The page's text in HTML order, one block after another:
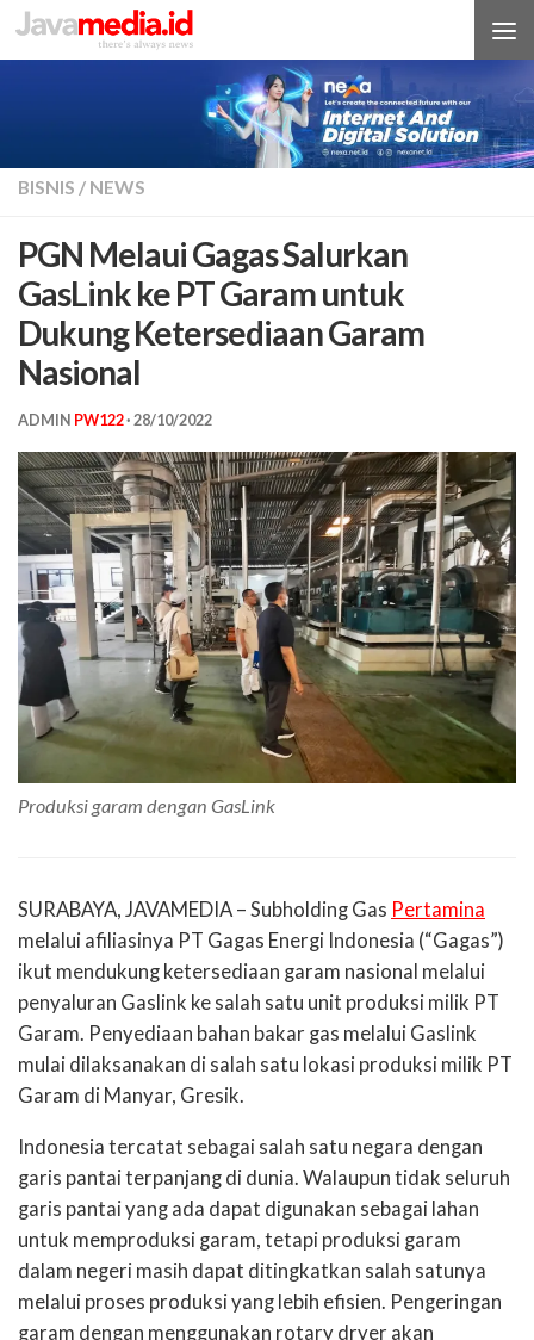
Skip to content
BISNIS / NEWS
PGN Melaui Gagas Salurkan
GasLink ke PT Garam untuk
Dukung Ketersediaan Garam
Nasional
ADMIN PW122· 28/10/2022
Produksi garam dengan GasLink
SURABAYA, JAVAMEDIA – Subholding Gas Pertamina
melalui afiliasinya PT Gagas Energi Indonesia (“Gagas”)
ikut mendukung ketersediaan garam nasional melalui
penyaluran Gaslink ke salah satu unit produksi milik PT
Garam. Penyediaan bahan bakar gas melalui Gaslink
mulai dilaksanakan di salah satu lokasi produksi milik PT
Garam di Manyar, Gresik.
Indonesia tercatat sebagai salah satu negara dengan
garis pantai terpanjang di dunia. Walaupun tidak seluruh
garis pantai yang ada dapat digunakan sebagai lahan
untuk memproduksi garam, tetapi produksi garam
dalam negeri masih dapat ditingkatkan salah satunya
melalui proses produksi yang lebih efisien. Pengeringan
garam dengan menggunakan rotary dryer akan